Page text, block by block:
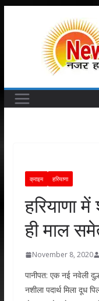
क्राइम हरियाणा
हरियाणा
ही माल
November 8, 2020
पानीपत: एक नई नवेली
नशीला पदार्थ मिला दूध